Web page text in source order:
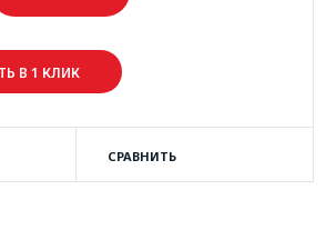
В 1 КЛИК
СРАВНИТЬ